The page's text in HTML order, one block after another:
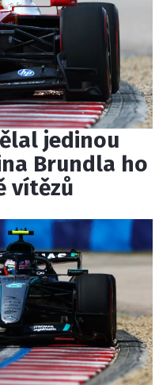
jedinou
Brundla ho
vítězů